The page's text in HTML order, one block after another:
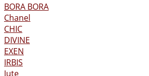
BORA BORA
Chanel
CHIC
DIVINE
EXEN
IRBIS
Jute